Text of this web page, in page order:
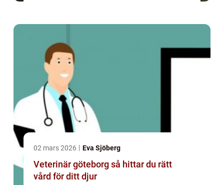
02 mars 2026 Eva Sjöberg
Veterinär göteborg så hittar du rätt
vård för ditt djur